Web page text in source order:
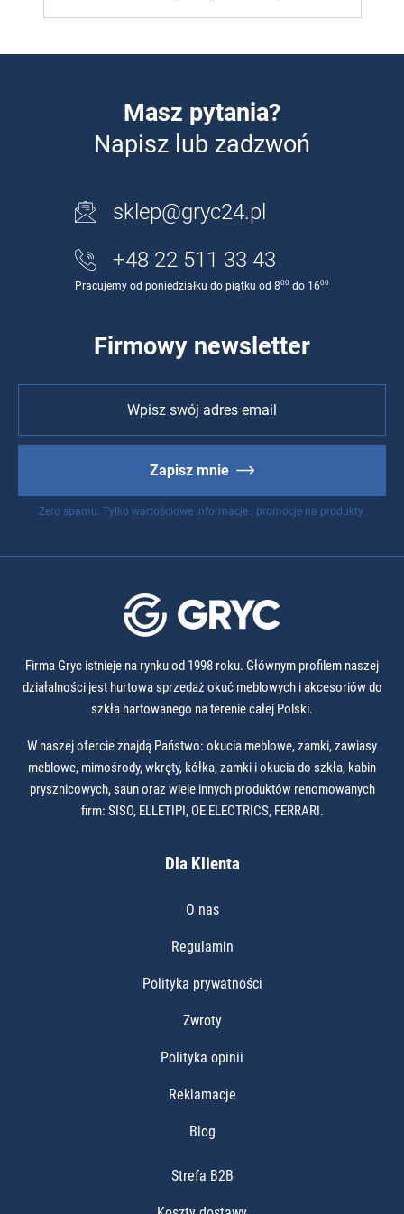
Masz pytania?
Napisz lub zadzwoń
sklep@gryc24.pl
+48 22 511 33 43
Pracujemy od poniedziałku do piątku od 800 do 1600
Firmowy newsletter
Zapisz mnie
Zero spamu. Tylko wartościowe informacje i promocje na produkty.
Firma Gryc istnieje na rynku od 1998 roku. Głównym profilem naszej
działalności jest hurtowa sprzedaż okuć meblowych i akcesoriów do
szkła hartowanego na terenie całej Polski.
W naszej ofercie znajdą Państwo: okucia meblowe, zamki, zawiasy
meblowe, mimośrody, wkręty, kółka, zamki i okucia do szkła, kabin
prysznicowych, saun oraz wiele innych produktów renomowanych
firm: SISO, ELLETIPI, OE ELECTRICS, FERRARI.
Dla Klienta
O nas
Regulamin
Polityka prywatności
Zwroty
Polityka opinii
Reklamacje
Blog
Strefa B2B